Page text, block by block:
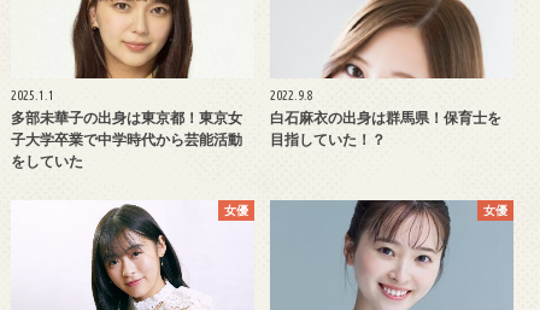
2025.1.1
多部未華子の出身は東京都！東京女
子大学卒業で中学時代から芸能活動
をしていた
2022.9.8
白石麻衣の出身は群馬県！保育士を
目指していた！？
女優 女優